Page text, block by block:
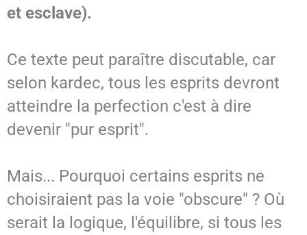
et esclave).
Ce texte peut paraître discutable, car
selon kardec, tous les esprits devront
atteindre la perfection c'est à dire
devenir "pur esprit".
Mais... Pourquoi certains esprits ne
choisiraient pas la voie "obscure" ? Où
serait la logique, l'équilibre, si tous les